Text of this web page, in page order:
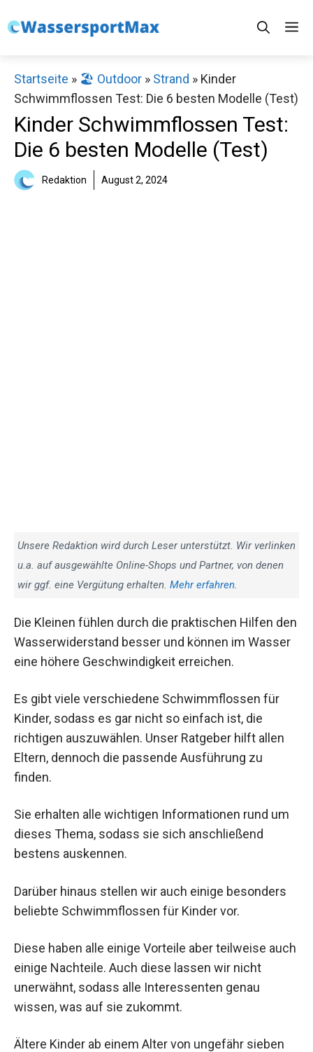
Inhalt
Startseite » 🏖️ Outdoor » Strand » Kinder
Schwimmflossen Test: Die 6 besten Modelle (Test)
Kinder Schwimmflossen Test:
Die 6 besten Modelle (Test)
Redaktion August 2, 2024
Unsere Redaktion wird durch Leser unterstützt. Wir verlinken
u.a. auf ausgewählte Online-Shops und Partner, von denen
wir ggf. eine Vergütung erhalten. Mehr erfahren.
Die Kleinen fühlen durch die praktischen Hilfen den
Wasserwiderstand besser und können im Wasser
eine höhere Geschwindigkeit erreichen.
Es gibt viele verschiedene Schwimmflossen für
Kinder, sodass es gar nicht so einfach ist, die
richtigen auszuwählen. Unser Ratgeber hilft allen
Eltern, dennoch die passende Ausführung zu
finden.
Sie erhalten alle wichtigen Informationen rund um
dieses Thema, sodass sie sich anschließend
bestens auskennen.
Darüber hinaus stellen wir auch einige besonders
beliebte Schwimmflossen für Kinder vor.
Diese haben alle einige Vorteile aber teilweise auch
einige Nachteile. Auch diese lassen wir nicht
unerwähnt, sodass alle Interessenten genau
wissen, was auf sie zukommt.
Ältere Kinder ab einem Alter von ungefähr sieben